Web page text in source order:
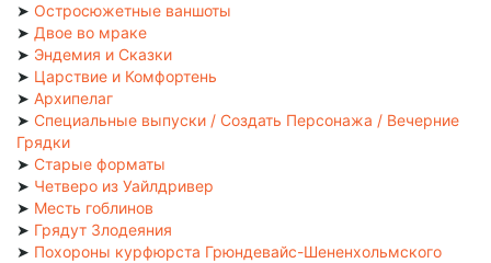
➤ Остросюжетные ваншоты
➤ Двое во мраке
➤ Эндемия и Сказки
➤ Царствие и Комфортень
➤ Архипелаг
➤ Специальные выпуски / Создать Персонажа / Вечерние
Грядки
➤ Старые форматы
➤ Четверо из Уайлдривер
➤ Месть гоблинов
➤ Грядут Злодеяния
➤ Похороны курфюрста Грюндевайс-Шененхольмского